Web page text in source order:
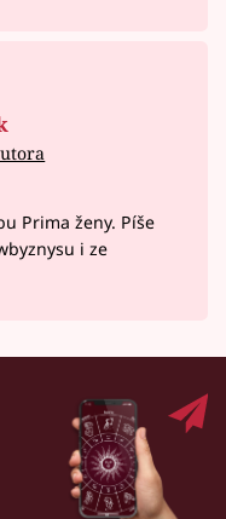
Prima ženy. Píše
i ze